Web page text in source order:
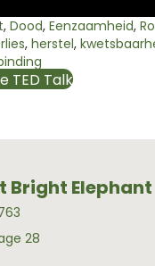
, Dood, Eenzaamheid,
, herstel,
TED Talk
Bright Elephant
28